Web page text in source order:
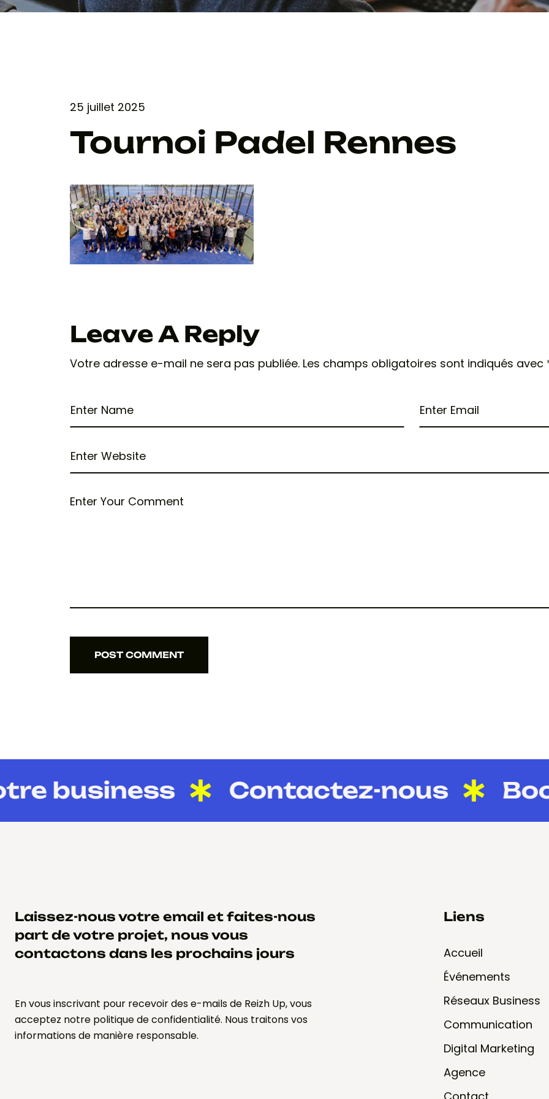
25 juillet 2025
Tournoi Padel Rennes
Leave A Reply
Votre adresse e-mail ne sera pas publiée. Les champs obligatoires sont indiqués avec
POST COMMENT
business Contactez-nous
Laissez-nous votre email et faites-nous
part de votre projet, nous vous
contactons dans les prochains jours
En vous inscrivant pour recevoir des e-mails de Reizh Up, vous
acceptez notre politique de confidentialité. Nous traitons vos
informations de manière responsable.
Liens
Accueil
Événements
Réseaux Business
Communication
Digital Marketing
Agence